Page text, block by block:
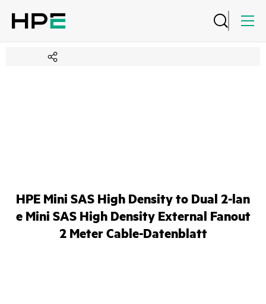
HPE Mini SAS High Density to Dual 2-lan
e Mini SAS High Density External Fanout
2 Meter Cable-Datenblatt